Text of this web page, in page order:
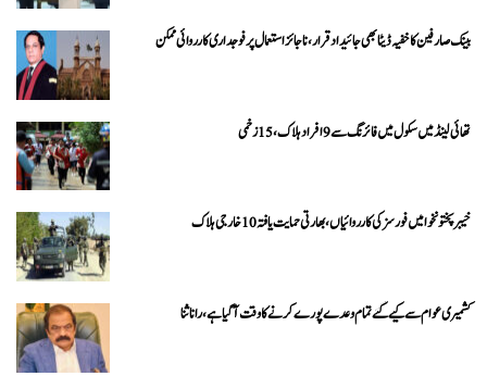
بینک صارفین کا خفیہ ڈیٹا بھی جائیداد قرار، ناجائز استعمال پر فوجداری کارروائی ممکن
تھائی لینڈ میں سکول میں فائرنگ سے 9 افراد ہلاک، 15 زخمی
خیبرپختونخوا میں فورسز کی کارروائیاں، بھارتی حمایت یافتہ 10 خارجی ہلاک
کشمیری عوام سے کیے گئے تمام وعدے پورے کرنے کا وقت آ گیا ہے، رانا ثنا